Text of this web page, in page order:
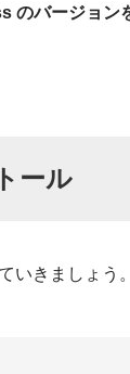
のバージョン
ール
いきましょう。